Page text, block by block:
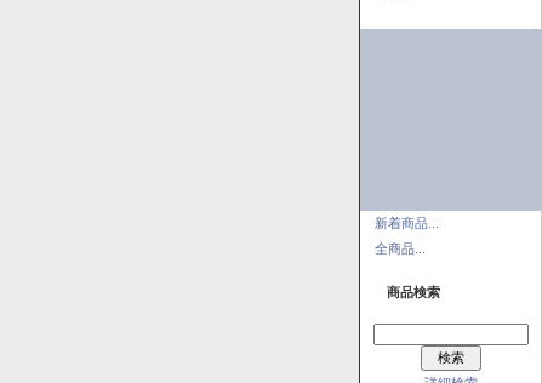
新着商品...
全商品...
商品検索